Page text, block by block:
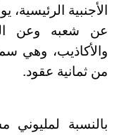
الأجنبية
عن شعبه وعن
والأكاذيب، وهي
من ثمانية عقود.
بالنسبة